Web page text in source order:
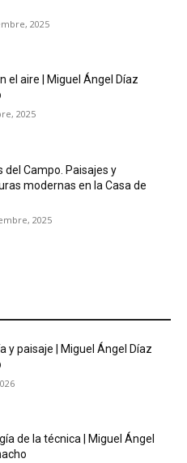
2025
el aire | Miguel Ángel Díaz
2025
del Campo. Paisajes y
modernas en la Casa de
2025
y paisaje | Miguel Ángel Díaz
de la técnica | Miguel Ángel